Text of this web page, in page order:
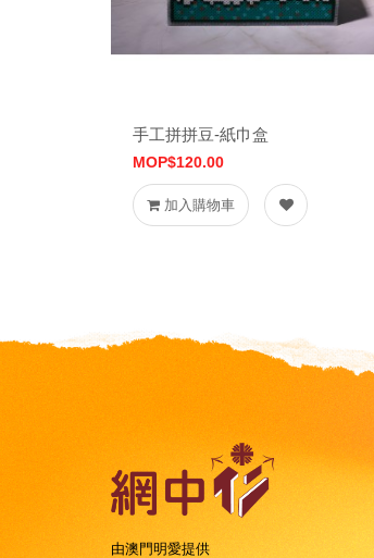
手工拼拼豆-紙巾盒
MOP$120.00
加入購物車
由澳門明愛提供